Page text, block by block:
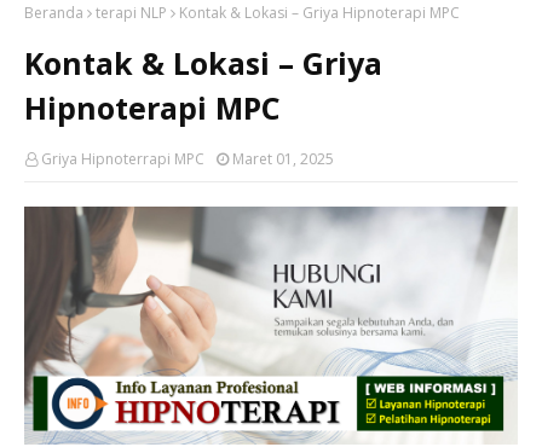
Beranda terapi NLP Kontak & Lokasi – Griya Hipnoterapi MPC
Kontak & Lokasi – Griya
Hipnoterapi MPC
Griya Hipnoterrapi MPC Maret 01, 2025